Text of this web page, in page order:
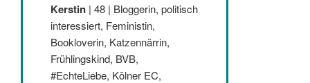
Kerstin | 48 | Bloggerin, politisch
interessiert, Feministin,
Bookloverin, Katzennärrin,
Frühlingskind, BVB,
#EchteLiebe, Kölner EC,